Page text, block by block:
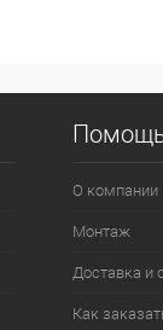
О компании
Монтаж
Доставка и
Как